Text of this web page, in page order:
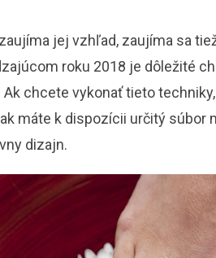
jej vzhľad, zaujíma sa
roku 2018 je dôležité
chcete vykonať tieto
máte k dispozícii určitý súbor
dizajn.